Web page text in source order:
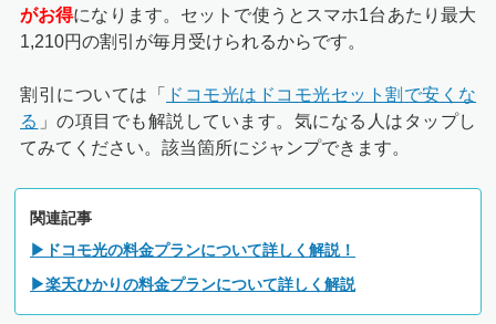
がお得になります。セットで使うとスマホ1台あたり最大
1,210円の割引が毎月受けられるからです。
割引については「
ドコモ光はドコモ光セット割で安くな
る 」の項目でも解説しています。気になる人はタップし
てみてください。該当箇所にジャンプできます。
関連記事
▶ドコモ光の料金プランについて詳しく解説！
▶楽天ひかりの料金プランについて詳しく解説